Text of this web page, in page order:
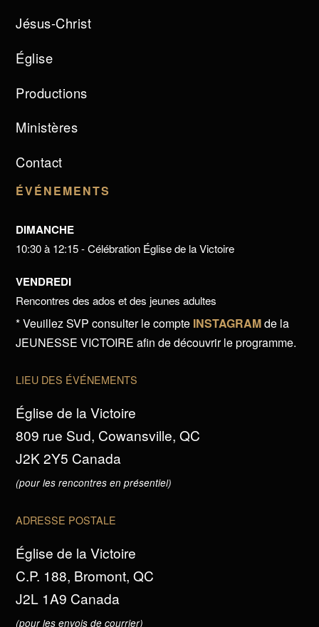
Jésus-Christ
Église
Productions
Ministères
Contact
ÉVÉNEMENTS
DIMANCHE
10:30 à 12:15 - Célébration Église de la Victoire
VENDREDI
Rencontres des ados et des jeunes adultes
* Veuillez SVP consulter le compte INSTAGRAMde la
JEUNESSE VICTOIRE afin de découvrir le programme.
LIEU DES ÉVÉNEMENTS
Église de la Victoire
809 rue Sud, Cowansville, QC
J2K 2Y5 Canada
(pour les rencontres en présentiel)
ADRESSE POSTALE
Église de la Victoire
C.P. 188, Bromont, QC
J2L 1A9 Canada
(pour les envois de courrier)